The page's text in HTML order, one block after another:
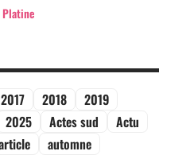
Platine
2017 2018
2019
2025 Actes sud
Actu
automne